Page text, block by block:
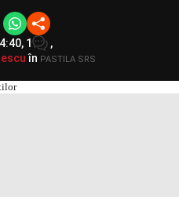
1
,
în PASTILA SRS